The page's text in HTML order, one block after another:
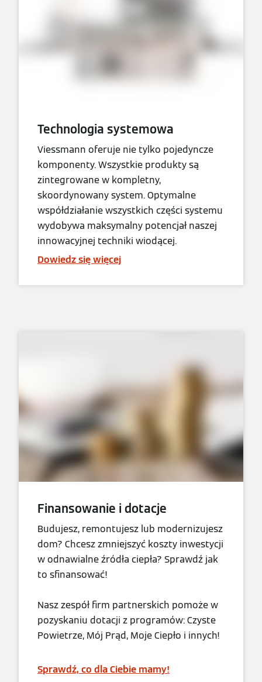
Technologia systemowa
Viessmann oferuje nie tylko pojedyncze
komponenty. Wszystkie produkty są
zintegrowane w kompletny,
skoordynowany system. Optymalne
współdziałanie wszystkich części systemu
wydobywa maksymalny potencjał naszej
innowacyjnej techniki wiodącej.
Dowiedz się więcej
Finansowanie i dotacje
Budujesz, remontujesz lub modernizujesz
dom? Chcesz zmniejszyć koszty inwestycji
w odnawialne źródła ciepła? Sprawdź jak
to sfinansować!
Nasz zespół firm partnerskich pomoże w
pozyskaniu dotacji z programów: Czyste
Powietrze, Mój Prąd, Moje Ciepło i innych!
Sprawdź, co dla Ciebie mamy!